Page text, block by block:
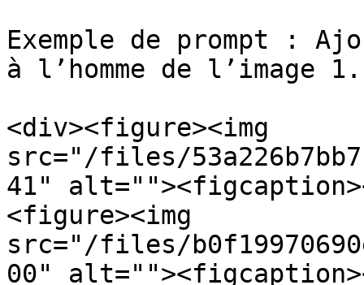
Exemple de prompt :
à l’homme de l’image 1.
<div><figure><img
src="/files/
41"
<figure><img
src="/files/
00"